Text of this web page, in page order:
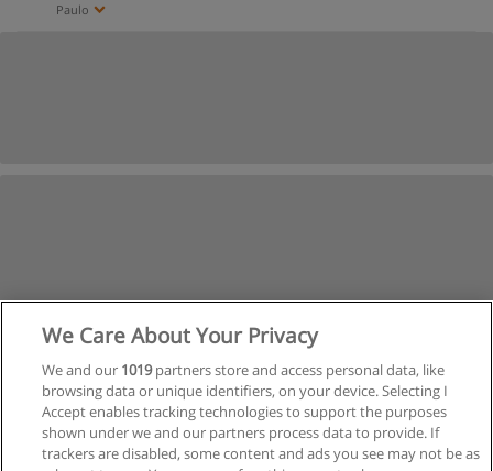
Paulo
We Care About Your Privacy
We and our 1019partners store and access personal data, like
browsing data or unique identifiers, on your device. Selecting I
Accept enables tracking technologies to support the purposes
shown under we and our partners process data to provide. If
trackers are disabled, some content and ads you see may not be as